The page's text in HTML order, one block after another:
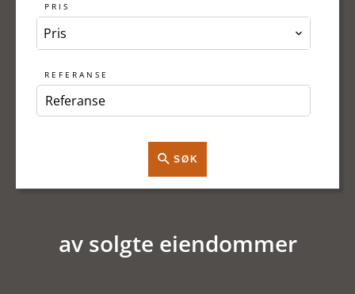
PRIS
Pris
REFERANSE
SØK
av solgte eiendommer